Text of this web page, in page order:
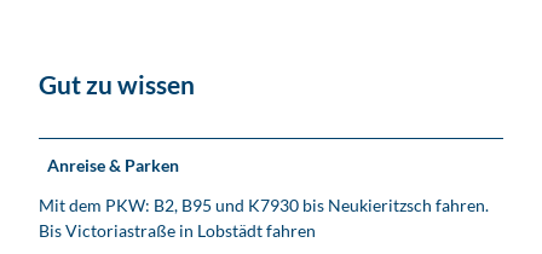
r
i
h
e
Gut zu wissen
Anreise & Parken
Mit dem PKW: B2, B95 und K7930 bis Neukieritzsch fahren.
Bis Victoriastraße in Lobstädt fahren